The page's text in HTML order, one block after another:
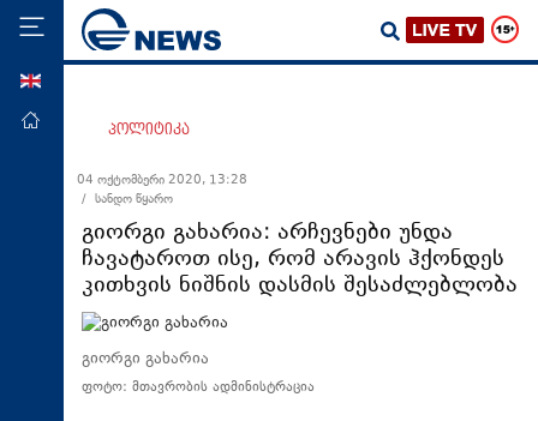
მთავარი
ეკონომიკა
მსოფლიო
ჯანდაცვა
საზოგადოება
სამართალი
პოლიტიკა
04 ოქტომბერი 2020, 13:28
/ სანდო წყარო
გიორგი გახარია: არჩევნები უნდა
ჩავატაროთ ისე, რომ არავის ჰქონდეს
კითხვის ნიშნის დასმის შესაძლებლობა
გიორგი გახარია
ფოტო: მთავრობის ადმინისტრაცია